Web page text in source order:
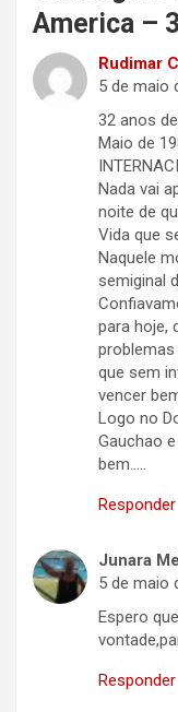
America –
Rudimar
5 de maio
32 anos
Maio de
Nada vai
noite de
Vida que
Naquele
semiginal
para hoje,
que sem
vencer
Logo no
Gauchao
bem…..
Responder
Junara
5 de maio
Espero
Responder